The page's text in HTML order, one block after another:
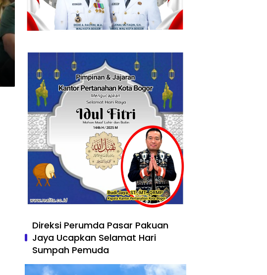
Direksi Perumda Pasar Pakuan
Jaya Ucapkan Selamat Hari
Sumpah Pemuda